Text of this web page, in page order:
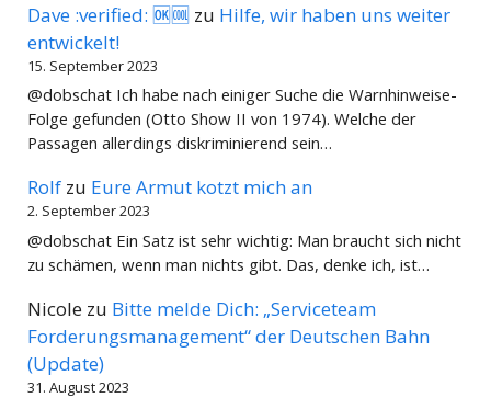
Dave :verified: 🆗🆒 zu Hilfe, wir haben uns weiter
entwickelt!
15. September 2023
@dobschat Ich habe nach einiger Suche die Warnhinweise-
Folge gefunden (Otto Show II von 1974). Welche der
Passagen allerdings diskriminierend sein…
Rolf zu Eure Armut kotzt mich an
2. September 2023
@dobschat Ein Satz ist sehr wichtig: Man braucht sich nicht
zu schämen, wenn man nichts gibt. Das, denke ich, ist…
Nicole zu Bitte melde Dich: „Serviceteam
Forderungsmanagement“ der Deutschen Bahn
(Update)
31. August 2023